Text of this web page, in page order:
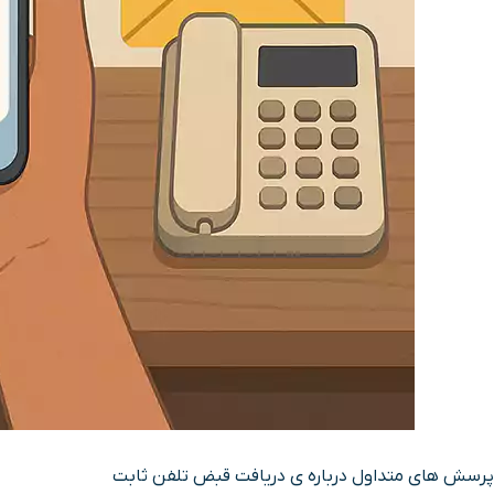
پرسش های متداول درباره ی دریافت قبض تلفن ثابت